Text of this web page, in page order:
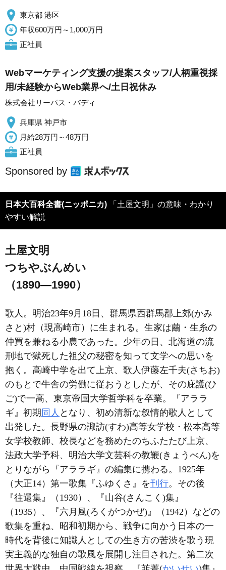
東京都 港区
年収600万円～1,000万円
正社員
Webマーケティング支援の提案スタッフ/人柄重視採
用/未経験からWeb業界へ/土日祝休み
株式会社リーパス・バディ
兵庫県 神戸市
月給28万円～48万円
正社員
Sponsored by
日本大百科全書(ニッポニカ) 「土屋文明」の意味・わかり
やすい解説
土屋文明
つちやぶんめい
（1890―1990）
歌人。明治23年9月18日、群馬県西群馬郡上郊(かみ
さと)村（現高崎市）に生まれる。生家は繭・生糸の
仲買を兼ねる小農であった。少年の日、北海道の流
刑地で獄死した祖父の秘密を知って文学への思いを
抱く。高崎中学を出て上京、歌人伊藤左千夫(さちお)
のもとで牛舎の労働に従おうとしたが、その庇護(ひ
ご)で一高、東京帝国大学哲学科を卒業。『アララ
ギ』初期 同人 となり、初め清新な叙情的歌人として
出発した。長野県の諏訪(すわ)高等女学校・松本高等
女学校教師、校長などを務めたのちふたたび上京、
法政大学予科、明治大学文芸科の教鞭(きょうべん)を
とりながら『アララギ』の編集に携わる。1925年
（大正14）第一歌集『ふゆくさ』を刊行。その後
『往還集』（1930）、『山谷(さんこく)集』
（1935）、『六月風(ろくがつかぜ)』（1942）などの
歌集を重ね、昭和初期から、戦争に向かう日本の一
時代を背後に知識人としての生き方の苦渋を歌う現
実主義的な独自の歌風を展開し注目された。第二次